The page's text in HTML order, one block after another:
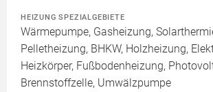
HEIZUNG SPEZIALGEBIETE
Wärmepumpe, Gasheizung,
Pelletheizung, BHKW, Holzheizung,
Heizkörper, Fußbodenheizung,
Brennstoffzelle, Umwälzpumpe